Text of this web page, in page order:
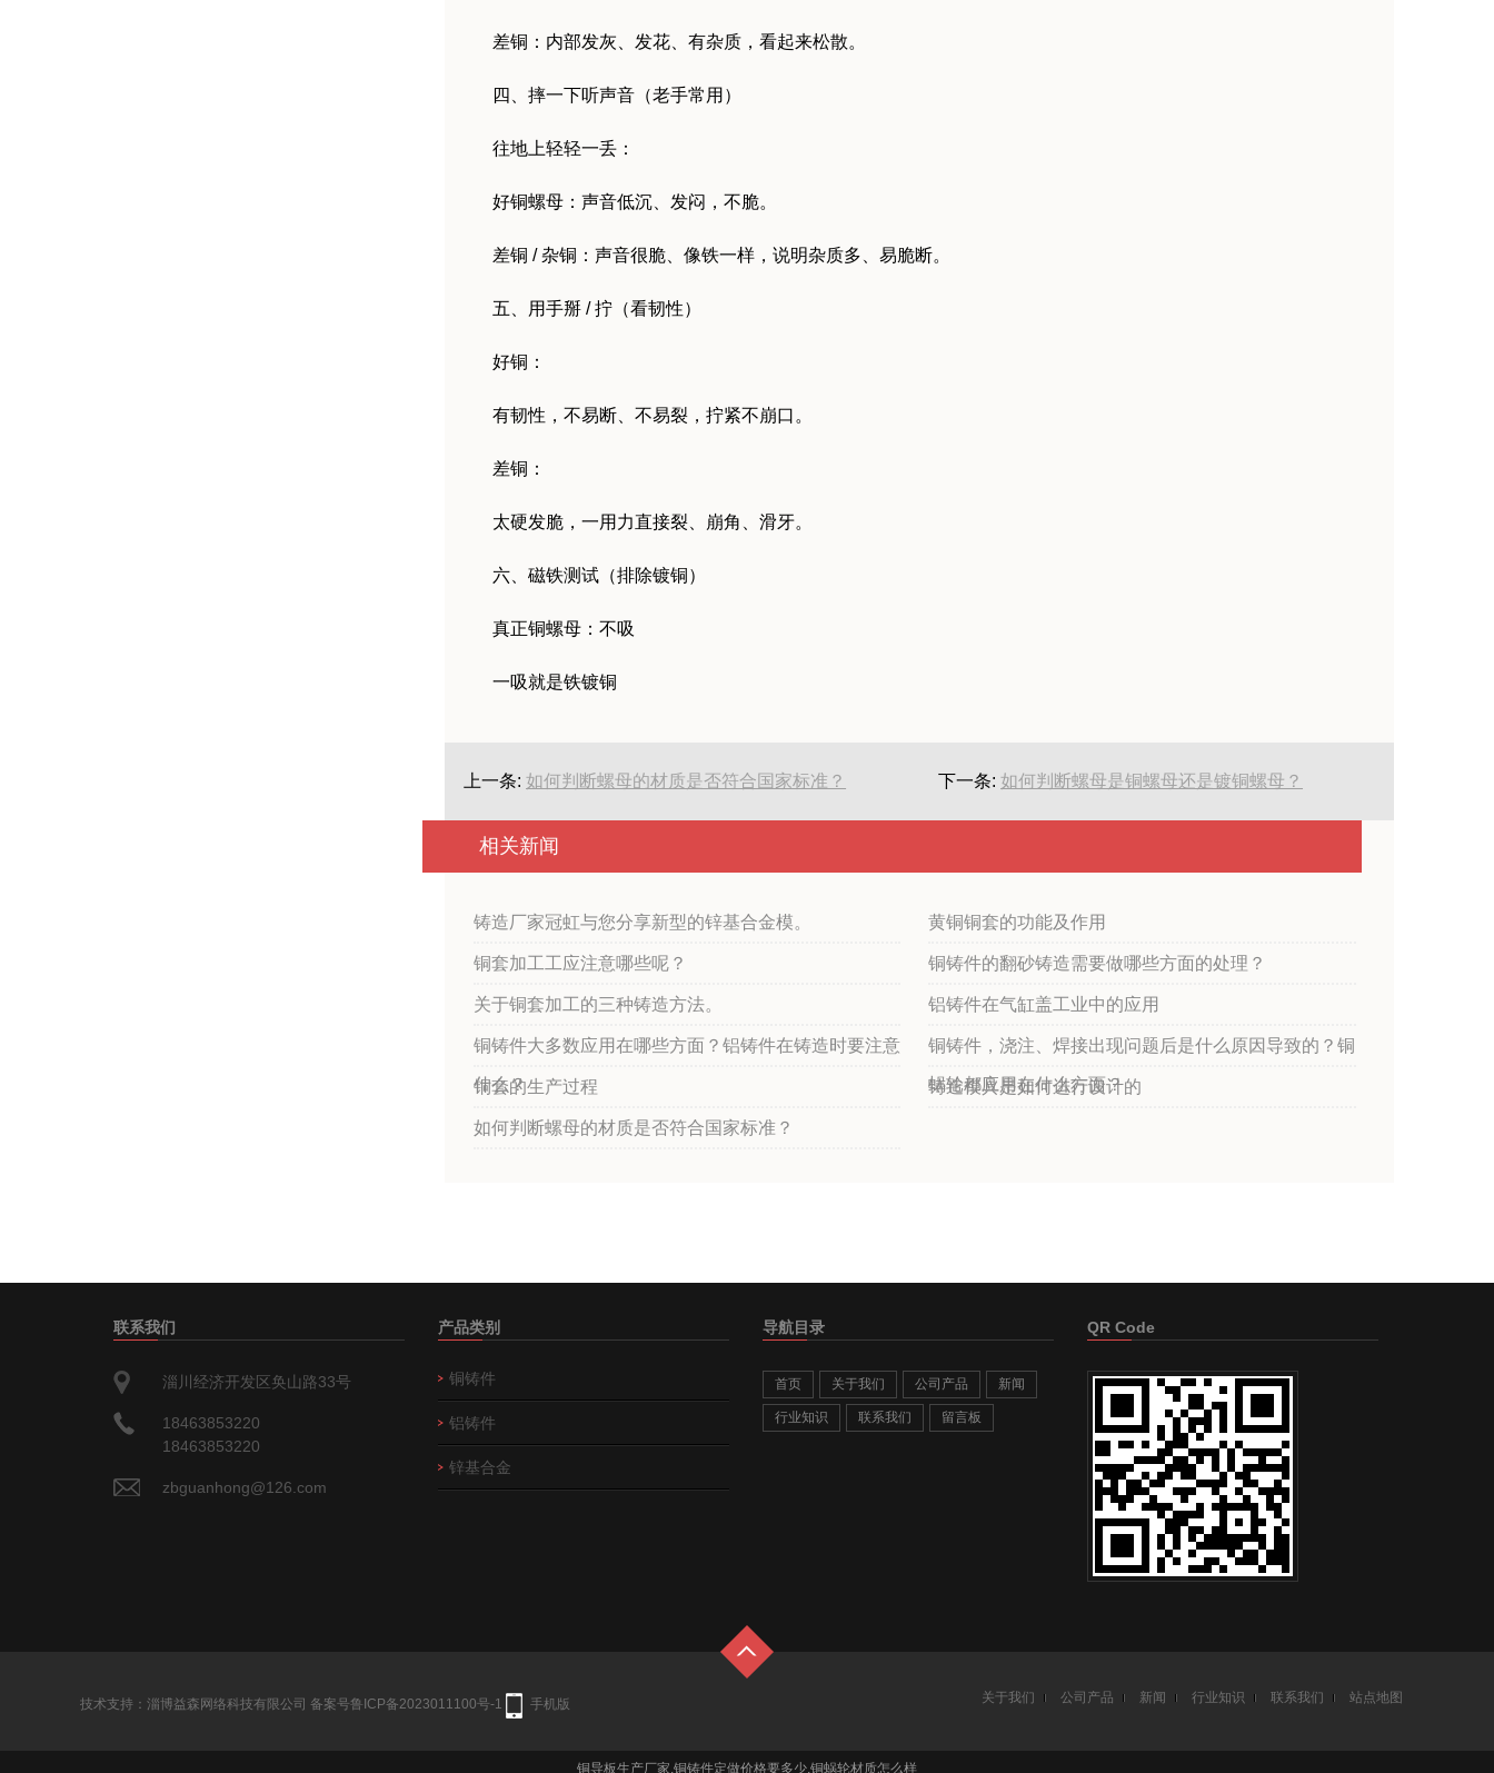
差铜：内部发灰、发花、有杂质，看起来松散。
四、摔一下听声音（老手常用）
往地上轻轻一丢：
好铜螺母：声音低沉、发闷，不脆。
差铜 / 杂铜：声音很脆、像铁一样，说明杂质多、易脆断。
五、用手掰 / 拧（看韧性）
好铜：
有韧性，不易断、不易裂，拧紧不崩口。
差铜：
太硬发脆，一用力直接裂、崩角、滑牙。
六、磁铁测试（排除镀铜）
真正铜螺母：不吸
一吸就是铁镀铜
上一条:如何判断螺母的材质是否符合国家标准？ 下一条:如何判断螺母是铜螺母还是镀铜螺母？
铸造厂家冠虹与您分享新型的锌基合金模。 黄铜铜套的功能及作用
铜套加工工应注意哪些呢？ 铜铸件的翻砂铸造需要做哪些方面的处理？
关于铜套加工的三种铸造方法。 铝铸件在气缸盖工业中的应用
铜铸件大多数应用在哪些方面？铝铸件在铸造时要注意
什么？
铜铸件，浇注、焊接出现问题后是什么原因导致的？铜
蜗轮都应用在什么方面？
铜套的生产过程 铸造模具是如何进行设计的
如何判断螺母的材质是否符合国家标准？
相关新闻
联系我们
淄川经济开发区奂山路33号
18463853220
18463853220
zbguanhong@126.com
产品类别
铜铸件
铝铸件
锌基合金
导航目录
首页 关于我们 公司产品 新闻
行业知识 联系我们 留言板
QR Code
技术支持：淄博益森网络科技有限公司 备案号鲁ICP备2023011100号-1 手机版 关于我们 公司产品 新闻 行业知识 联系我们 站点地图
铜导板生产厂家,铜铸件定做价格要多少,铜蜗轮材质怎么样